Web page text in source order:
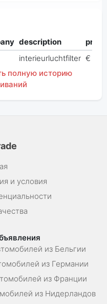
description
price
interieurluchtfilter €
полную историю
и условия
из Бельгии
из Германии
из Франции
из Нидерландов